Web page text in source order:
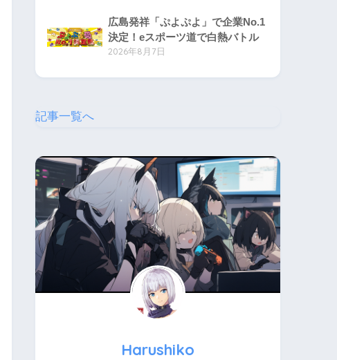
広島発祥「ぷよぷよ」で企業No.1
決定！eスポーツ道で白熱バトル
2026年8月7日
記事一覧へ
Harushiko